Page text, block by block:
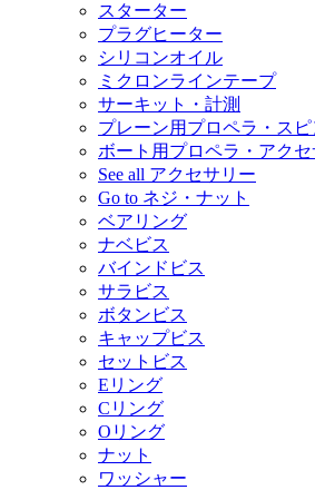
スターター
プラグヒーター
シリコンオイル
ミクロンラインテープ
サーキット・計測
プレーン用プロペラ・スピ
ボート用プロペラ・アクセ
See all アクセサリー
Go to ネジ・ナット
ベアリング
ナベビス
バインドビス
サラビス
ボタンビス
キャップビス
セットビス
Eリング
Cリング
Oリング
ナット
ワッシャー